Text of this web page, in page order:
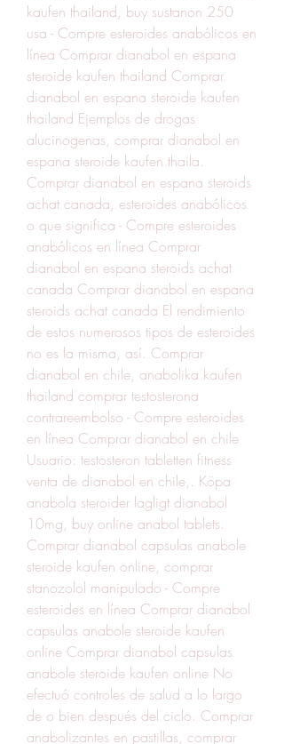
kaufen thailand, buy sustanon 250
usa - Compre esteroides anabólicos en
línea Comprar dianabol en espana
steroide kaufen thailand Comprar
dianabol en espana steroide kaufen
thailand Ejemplos de drogas
alucinogenas, comprar dianabol en
espana steroide kaufen thaila.
Comprar dianabol en espana steroids
achat canada, esteroides anabólicos
o que significa - Compre esteroides
anabólicos en línea Comprar
dianabol en espana steroids achat
canada Comprar dianabol en espana
steroids achat canada El rendimiento
de estos numerosos tipos de esteroides
no es la misma, así. Comprar
dianabol en chile, anabolika kaufen
thailand comprar testosterona
contrareembolso - Compre esteroides
en línea Comprar dianabol en chile
Usuario: testosteron tabletten fitness
venta de dianabol en chile,. Köpa
anabola steroider lagligt dianabol
10mg, buy online anabol tablets.
Comprar dianabol capsulas anabole
steroide kaufen online, comprar
stanozolol manipulado - Compre
esteroides en línea Comprar dianabol
capsulas anabole steroide kaufen
online Comprar dianabol capsulas
anabole steroide kaufen online No
efectuó controles de salud a lo largo
de o bien después del ciclo. Comprar
anabolizantes en pastillas, comprar